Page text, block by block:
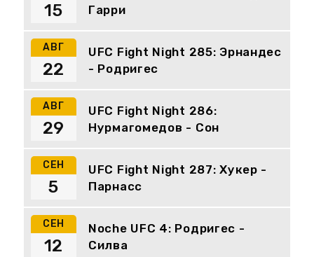
Гарри
15
АВГ
UFC Fight Night 285: Эрнандес
- Родригес
22
АВГ
UFC Fight Night 286:
Нурмагомедов - Сон
29
СЕН
UFC Fight Night 287: Хукер -
Парнасс
5
СЕН
Noche UFC 4: Родригес -
Силва
12